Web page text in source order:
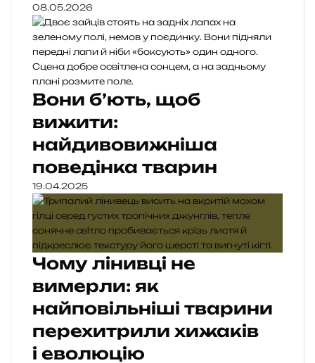
08.05.2026
Вони б’ють, щоб
вижити:
найдивовижніша
поведінка тварин
19.04.2025
Чому лінивці не
вимерли: як
найповільніші тварини
перехитрили хижаків
і еволюцію